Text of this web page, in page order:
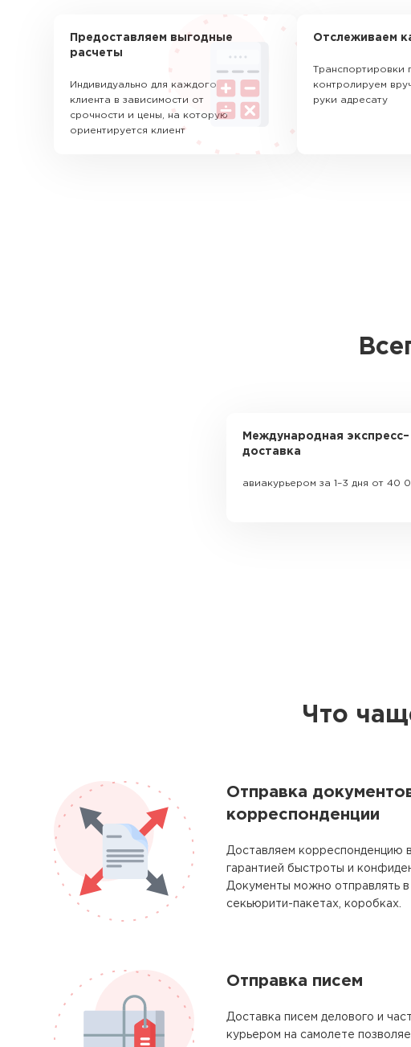
Предоставляем выгодные
расчеты
Индивидуально для каждого
клиента в зависимости от
срочности и цены, на которую
ориентируется клиент
Отслеживаем
Транспортировки
контролируем
руки адресату
Международная экспресс–
доставка
авиакурьером за 1–3 дня от 40
Что
Отправка
корреспонденции
Доставляем корреспонденцию
гарантией быстроты и
Документы можно отправлять в
секьюрити-пакетах, коробках.
Отправка писем
Доставка писем делового и
курьером на самолете